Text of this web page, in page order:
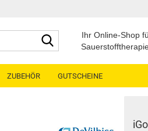
Suche...Ihr Online-Shop
ZUBEHÖR GUTSCHEINE